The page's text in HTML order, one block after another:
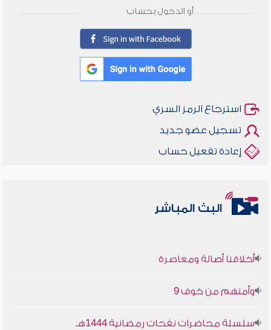
أو الدخول بحساب
استرجاع الرمز السري
تسجيل عضو جديد
إعادة تفعيل حساب
البث المباشر
أخلاقنا أصالة ومعاصرة
وأمنهم من خوف 9
سلسلة محاضرات نفحات رمضانية 1444هـ